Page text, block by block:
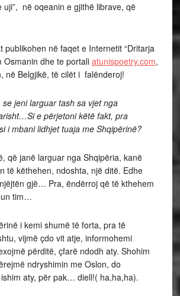
uji”, në oqeanin e gjithë librave, që
publikohen në faqet e Internetit “Dritarja
Osmanin dhe te portali atunispoetry.com,
në Belgjikë, të cilët i falënderoj!
jeni larguar tash sa vjet nga
e përjetoni këtë fakt, pra
i mbani lidhjet tuaja me Shqipërinë?
që janë larguar nga Shqipëria, kanë
të këthehen, ndoshta, një ditë. Edhe
gjë… Pra, ëndërroj që të kthehem
tim…
i kemi shumë të forta, pra të
vijmë çdo vit atje, informohemi
përditë, çfarë ndodh aty. Shohim
ndryshimin me Oslon, do
aty, për pak… diell!( ha,ha,ha).